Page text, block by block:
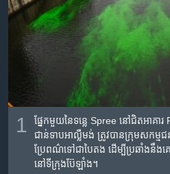
ចូល​
បណ្តាញ​សង្គម
1
ផ្នែក​មួយ​នៃ​ទន្លេ Spree នៅជិត​អាគារ
ជាន់​ទាប​អាល្លឺមង់ ​ត្រូវ​បាន​​​ក្រុម​សកម្មជ
ប្រែ​ពណ៌​ទៅ​ជា​បៃតង ដើម្បី​ប្រឆាំង​នឹង
នៅ​ទីក្រុង​ប៊ែឡាំង។